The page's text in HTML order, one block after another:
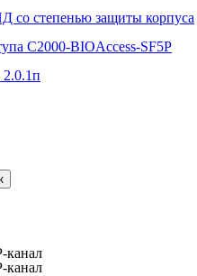
со степенью защиты корпуса
С2000-BIOAccess-SF5P
канал
канал